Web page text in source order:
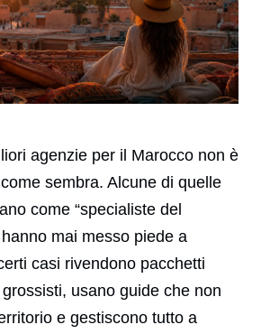
agenzie per il Marocco non è
sembra. Alcune di quelle
come “specialiste del
mai messo piede a
casi rivendono pacchetti
usano guide che non
e gestiscono tutto a